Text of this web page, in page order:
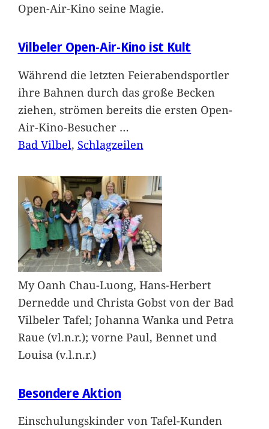
Open-Air-Kino seine Magie.
Vilbeler Open-Air-Kino ist Kult
Während die letzten Feierabendsportler
ihre Bahnen durch das große Becken
ziehen, strömen bereits die ersten Open-
Air-Kino-Besucher …
Bad Vilbel, Schlagzeilen
My Oanh Chau-Luong, Hans-Herbert
Dernedde und Christa Gobst von der Bad
Vilbeler Tafel; Johanna Wanka und Petra
Raue (vl.n.r.); vorne Paul, Bennet und
Louisa (v.l.n.r.)
Besondere Aktion
Einschulungskinder von Tafel-Kunden